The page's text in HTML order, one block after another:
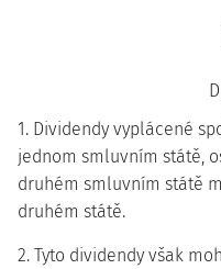
1. Dividendy vyplácené
jednom smluvním státě,
druhém smluvním státě
druhém státě.
2. Tyto dividendy však